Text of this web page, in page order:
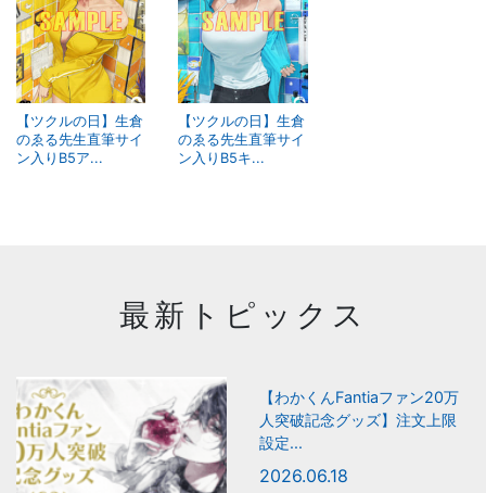
【ツクルの日】生倉
のゑる先生直筆サイ
ン入りB5ア...
【ツクルの日】生倉
のゑる先生直筆サイ
ン入りB5キ...
最新トピックス
【わかくんFantiaファン20万
人突破記念グッズ】注文上限
設定...
2026.06.18